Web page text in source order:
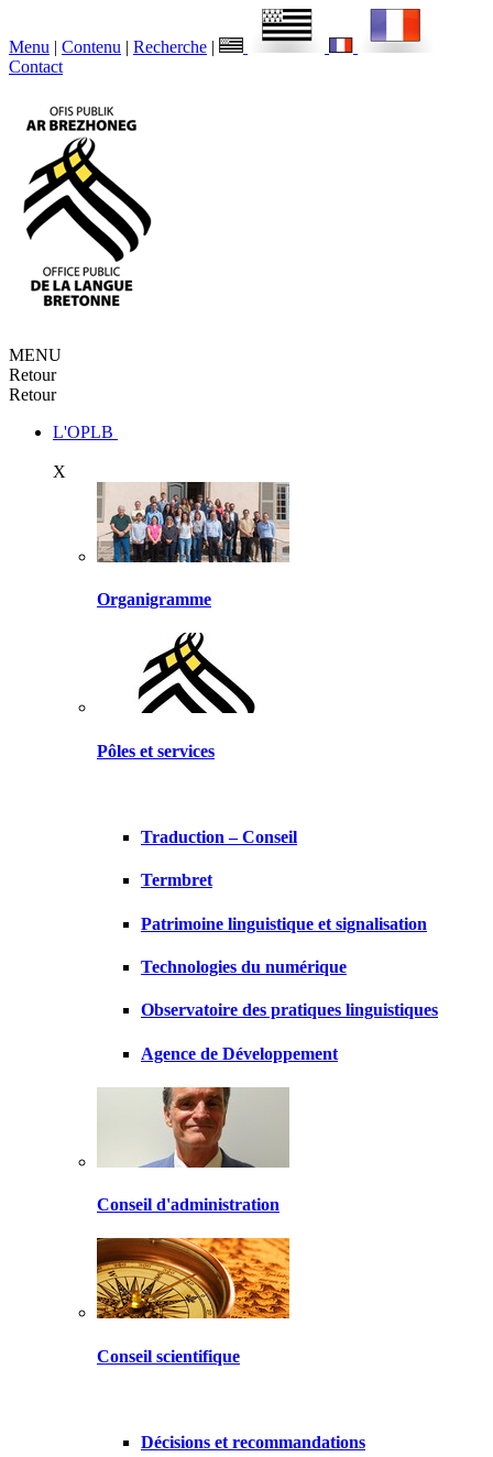
Menu | Contenu | Recherche |
Contact
MENU
Retour
Retour
L'OPLB
X
Organigramme
Pôles et services
Traduction – Conseil
Termbret
Patrimoine linguistique et signalisation
Technologies du numérique
Observatoire des pratiques linguistiques
Agence de Développement
Conseil d'administration
Conseil scientifique
Décisions et recommandations